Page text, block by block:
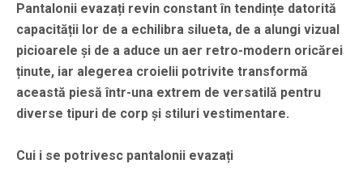
Pantalonii evazați revin constant în tendințe datorită
capacității lor de a echilibra silueta, de a alungi vizual
picioarele și de a aduce un aer retro-modern oricărei
ținute, iar alegerea croielii potrivite transformă
această piesă într-una extrem de versatilă pentru
diverse tipuri de corp și stiluri vestimentare.
Cui i se potrivesc pantalonii evazați